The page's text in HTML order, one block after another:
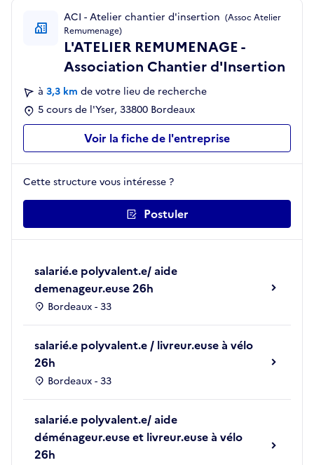
ACI - Atelier chantier d'insertion (Assoc Atelier
Remumenage)
L'ATELIER REMUMENAGE -
Association Chantier d'Insertion
à 3,3 km de votre lieu de recherche
5 cours de l'Yser, 33800 Bordeaux
Voir la fiche de l'entreprise
Cette structure vous intéresse ?
Postuler
salarié.e polyvalent.e/ aide
demenageur.euse 26h
Bordeaux - 33
salarié.e polyvalent.e / livreur.euse à vélo
26h
Bordeaux - 33
salarié.e polyvalent.e/ aide
déménageur.euse et livreur.euse à vélo
26h